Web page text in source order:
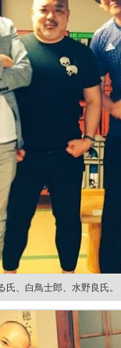
、白鳥士郎、水野良氏。